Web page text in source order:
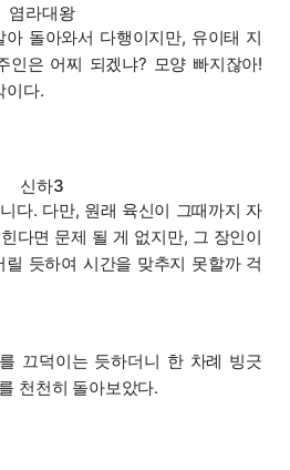
염라대왕
돌아와서 다행이지만, 유이태 지
인은 어찌 되겠냐? 모양 빠지잖아!
이다.
신하3
다. 다만, 원래 육신이 그때까지 자
다면 문제 될 게 없지만, 그 장인이
듯하여 시간을 맞추지 못할까 걱
끄덕이는 듯하더니 한 차례 빙긋
천천히 돌아보았다.